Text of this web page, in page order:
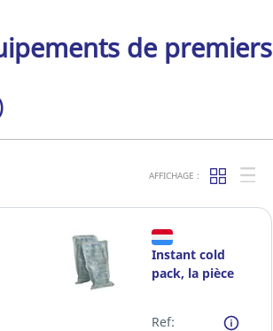
de premiers
AFFICHAGE :
Instant cold
pack, la pièce
Ref: